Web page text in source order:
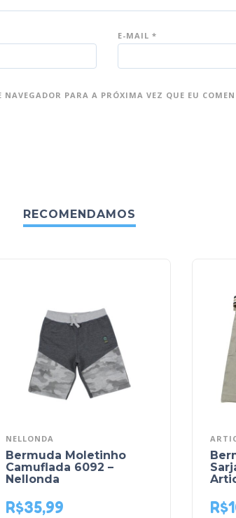
E-MAIL *
NAVEGADOR PARA A PRÓXIMA VEZ QUE EU
RECOMENDAMOS
NELLONDA
Bermuda Moletinho
Camuflada 6092 –
Nellonda
R$35,99 R$